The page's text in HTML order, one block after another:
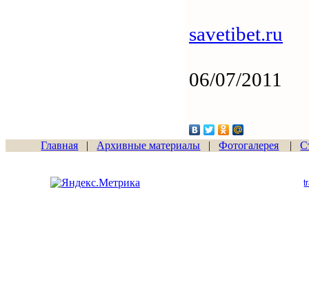
savetibet.ru
06/07/2011
Главная | Архивные материалы |Фотогалерея |